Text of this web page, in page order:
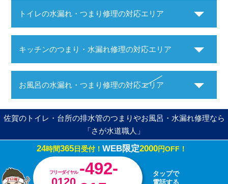
トイレの水漏れ・つまり修理の対応エリア
キッチンのつまり・水漏れ修理の対応エリア
お風呂の水漏れ・つまり修理の対応エリア
佐賀のトイレ・台所の排水管のつまりやお風呂・水漏れ修理なら
「さが水道職人」
Copyright ©さが水道職人. All Rights Reserved.
24時間365日受付！ WEB限定2000円OFF！
フリーダイヤル -492-
タップで
電話する